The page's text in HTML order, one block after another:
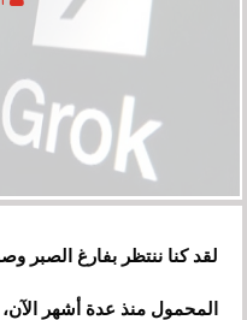
المحمول منذ عدة أشهر